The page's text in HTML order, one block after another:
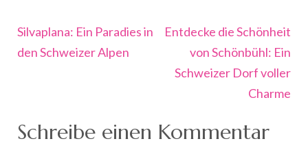
Beitragsnavigation
Silvaplana: Ein Paradies in
den Schweizer Alpen
Entdecke die Schönheit
von Schönbühl: Ein
Schweizer Dorf voller
Charme
Schreibe einen Kommentar